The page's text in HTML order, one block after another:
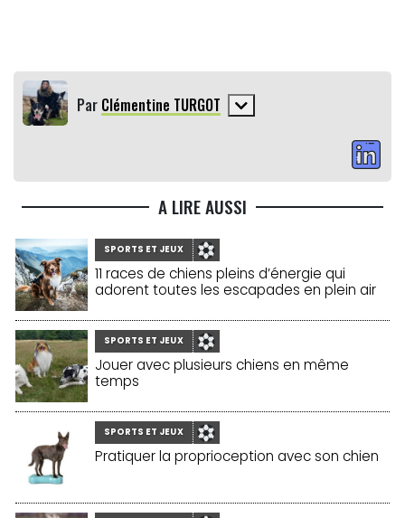
Par Clémentine TURGOT
A LIRE AUSSI
SPORTS ET JEUX
11 races de chiens pleins d’énergie qui
adorent toutes les escapades en plein air
SPORTS ET JEUX
Jouer avec plusieurs chiens en même
temps
SPORTS ET JEUX
Pratiquer la proprioception avec son chien